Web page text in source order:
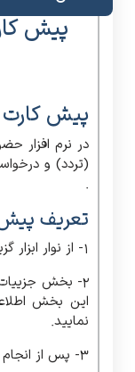
پیش
پیش
در نرم افزار
(تردد) و
.
تعریف
1- از نوار ابزار گزینه جدید را انتخاب نمایید.
2- بخش
این بخش
نمایید.
3- پس از انجام مرحله 2 روی گزینه ثبت کلیک نمایید.